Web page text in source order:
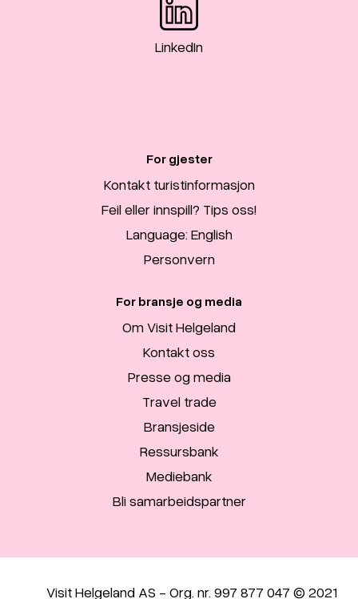
LinkedIn
For gjester
Kontakt turistinformasjon
Feil eller innspill? Tips oss!
Language: English
Personvern
For bransje og media
Om Visit Helgeland
Kontakt oss
Presse og media
Travel trade
Bransjeside
Ressursbank
Mediebank
Bli samarbeidspartner
Visit Helgeland AS - Org. nr. 997 877 047 © 2021